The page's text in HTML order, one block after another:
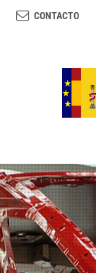
CONTACTO